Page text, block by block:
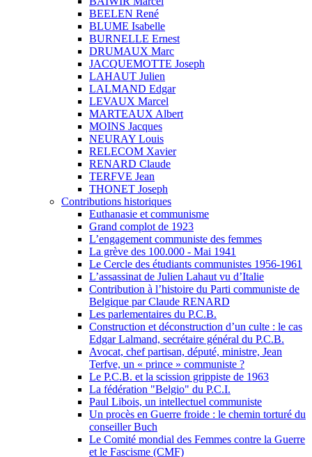
BEELEN René
BLUME Isabelle
BURNELLE Ernest
DRUMAUX Marc
JACQUEMOTTE Joseph
LAHAUT Julien
LALMAND Edgar
LEVAUX Marcel
MARTEAUX Albert
MOINS Jacques
NEURAY Louis
RELECOM Xavier
RENARD Claude
TERFVE Jean
THONET Joseph
Contributions historiques
Euthanasie et communisme
Grand complot de 1923
L’engagement communiste des femmes
La grève des 100.000 - Mai 1941
Le Cercle des étudiants communistes 1956-1961
L’assassinat de Julien Lahaut vu d’Italie
Contribution à l’histoire du Parti communiste de
Belgique par Claude RENARD
Les parlementaires du P.C.B.
Construction et déconstruction d’un culte : le cas
Edgar Lalmand, secrétaire général du P.C.B.
Avocat, chef partisan, député, ministre, Jean
Terfve, un « prince » communiste ?
Le P.C.B. et la scission grippiste de 1963
La fédération "Belgio" du P.C.I.
Paul Libois, un intellectuel communiste
Un procès en Guerre froide : le chemin torturé du
conseiller Buch
Le Comité mondial des Femmes contre la Guerre
et le Fascisme (CMF)